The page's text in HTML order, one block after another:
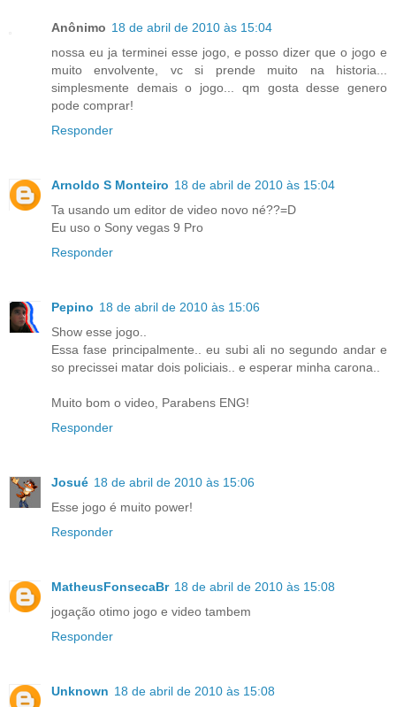
Anônimo 18 de abril de 2010 às 15:04
nossa eu ja terminei esse jogo, e posso dizer que o jogo e
muito envolvente, vc si prende muito na historia...
simplesmente demais o jogo... qm gosta desse genero
pode comprar!
Responder
Arnoldo S Monteiro 18 de abril de 2010 às 15:04
Ta usando um editor de video novo né??=D
Eu uso o Sony vegas 9 Pro
Responder
Pepino 18 de abril de 2010 às 15:06
Show esse jogo..
Essa fase principalmente.. eu subi ali no segundo andar e
so precissei matar dois policiais.. e esperar minha carona..
Muito bom o video, Parabens ENG!
Responder
Josué 18 de abril de 2010 às 15:06
Esse jogo é muito power!
Responder
MatheusFonsecaBr 18 de abril de 2010 às 15:08
jogação otimo jogo e video tambem
Responder
Unknown 18 de abril de 2010 às 15:08